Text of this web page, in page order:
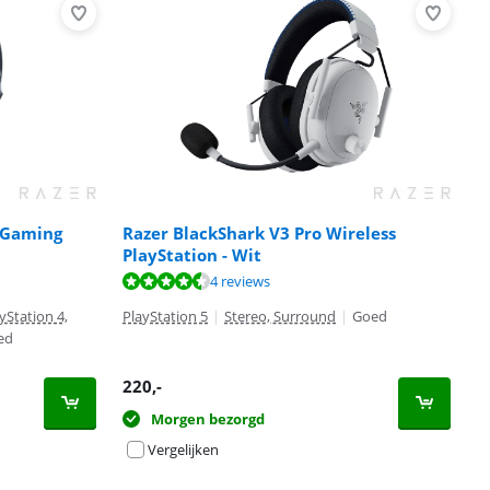
4,
Razer BlackShark V3 Pro Wireless
PlayStation - Wit
4 reviews
PlayStation 5 | Stereo, Surround | Goed
220,-
Morgen bezorgd
Vergelijken